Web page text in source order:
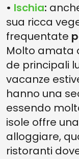
• Ischia:
sua ricca
frequentate
Molto amata
de principali
vacanze
hanno una
essendo
isole offre
alloggiare,
ristoranti